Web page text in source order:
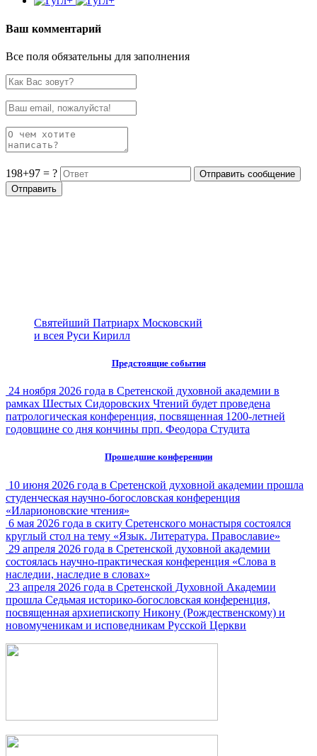
Ваш комментарий
Все поля обязательны для заполнения
198+97 = ?
Святейший Патриарх Московский
и всея Руси Кирилл
Предстоящие события
24 ноября 2026 года в Сретенской духовной академии в
рамках Шестых Сидоровских Чтений будет проведена
патрологическая конференция, посвященная 1200-летней
годовщине со дня кончины прп. Феодора Студита
Прошедшие конференции
10 июня 2026 года в Сретенской духовной академии прошла
студенческая научно-богословская конференция
«Иларионовские чтения»
6 мая 2026 года в скиту Сретенского монастыря состоялся
круглый стол на тему «Язык. Литература. Православие»
29 апреля 2026 года в Сретенской духовной академии
состоялась научно-практическая конференция «Слова в
наследии, наследие в словах»
23 апреля 2026 года в Сретенской Духовной Академии
прошла Седьмая историко-богословская конференция,
посвященная архиепископу Никону (Рождественскому) и
новомученикам и исповедникам Русской Церкви